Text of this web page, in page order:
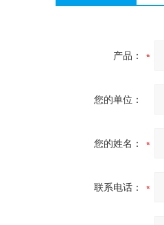
产品：
您的单位：
您的姓名：
联系电话：